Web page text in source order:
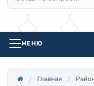
МЕНЮ
Главная